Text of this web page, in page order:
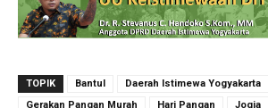
TOPIK Bantul Daerah Istimewa Yogyakarta
Gerakan Pangan Murah
Hari Pangan Jogja